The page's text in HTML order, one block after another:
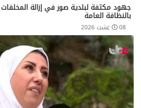
جهود مكثفة لبلدية صور في إزالة
بالنظافة العامة
08 غشت 2026